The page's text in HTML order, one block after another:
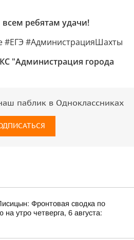
ребятам удачи!
#ЕГЭ #АдминистрацияШахты
"Администрация города
паблик в Одноклассниках
Фронтовая сводка по
на утро четверга, 6 августа: